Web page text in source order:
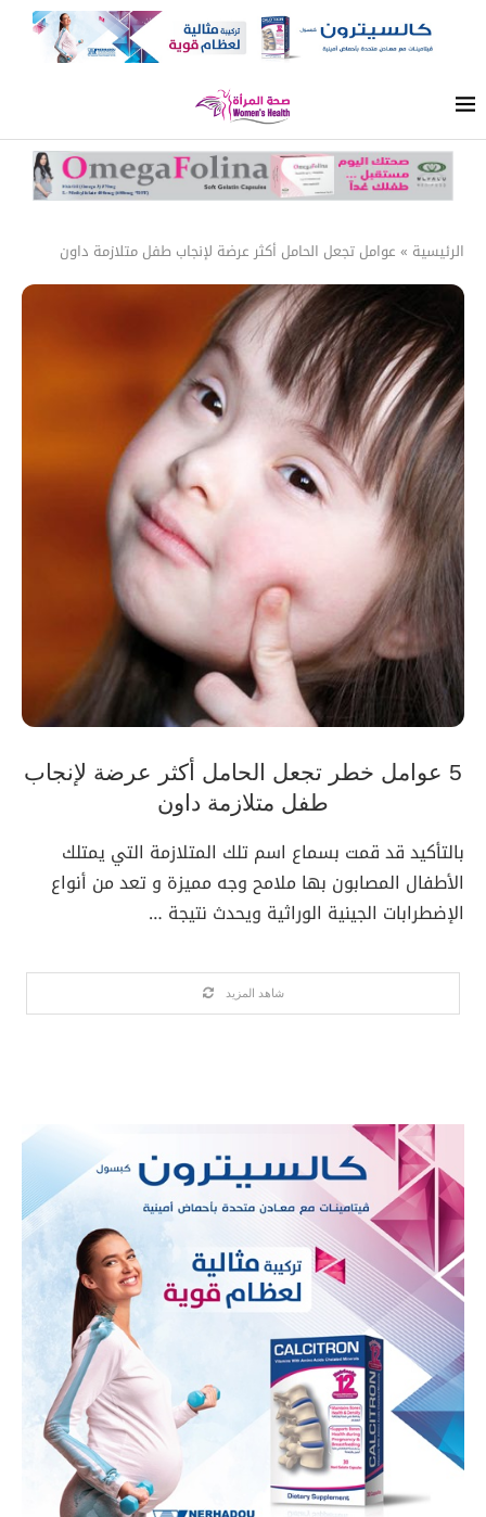
الرئيسية » عوامل تجعل الحامل أكثر عرضة لإنجاب طفل متلازمة داون
5 عوامل خطر تجعل الحامل أكثر عرضة لإنجاب
طفل متلازمة داون
بالتأكيد قد قمت بسماع اسم تلك المتلازمة التي يمتلك
الأطفال المصابون بها ملامح وجه مميزة و تعد من أنواع
الإضطرابات الجينية الوراثية ويحدث نتيجة …
شاهد المزيد